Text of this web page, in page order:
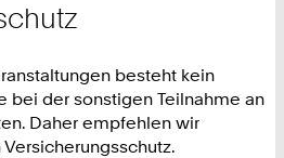
besteht kein
bei der sonstigen Teilnahme an
Daher empfehlen wir